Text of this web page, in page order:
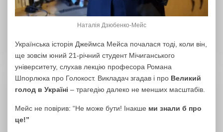
Наталія Дзюбенко-Мейс
Українська історія Джеймса Мейса почалася тоді, коли він,
ще зовсім юний 21-річний студент Мічиганського
університету, слухав лекцію професора Романа
Шпорлюка про Голокост. Викладач згадав і про Великий
голод в Україні – трагедію далеко не менших масштабів.
Мейс не повірив: “Не може бути! Інакше ми знали б про
це!”